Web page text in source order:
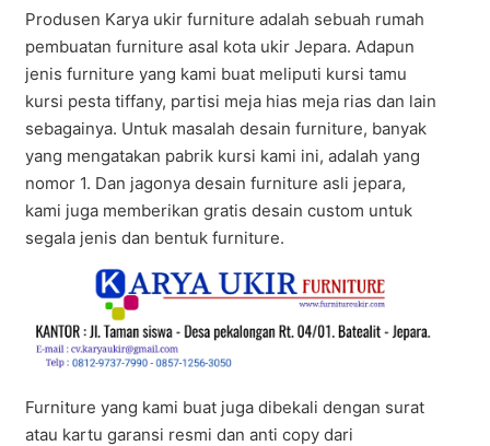
Produsen Karya ukir furniture adalah sebuah rumah
pembuatan furniture asal kota ukir Jepara. Adapun
jenis furniture yang kami buat meliputi kursi tamu
kursi pesta tiffany, partisi meja hias meja rias dan lain
sebagainya. Untuk masalah desain furniture, banyak
yang mengatakan pabrik kursi kami ini, adalah yang
nomor 1. Dan jagonya desain furniture asli jepara,
kami juga memberikan gratis desain custom untuk
segala jenis dan bentuk furniture.
Furniture yang kami buat juga dibekali dengan surat
atau kartu garansi resmi dan anti copy dari